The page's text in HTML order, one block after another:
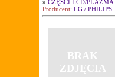
» CZĘŚCI LCD/PLAZMA
Producent: LG / PHILIPS
BRAK
ZDJĘCIA